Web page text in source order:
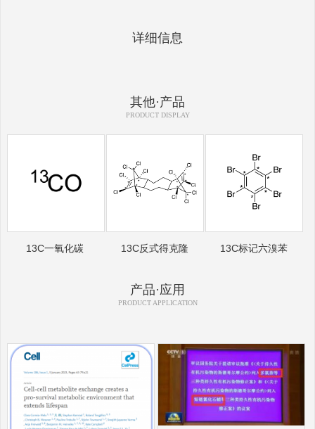
详细信息
其他·产品
PRODUCT DISPLAY
13C一氧化碳 13C反式得克隆 13C标记六溴苯
产品·应用
PRODUCT APPLICATION